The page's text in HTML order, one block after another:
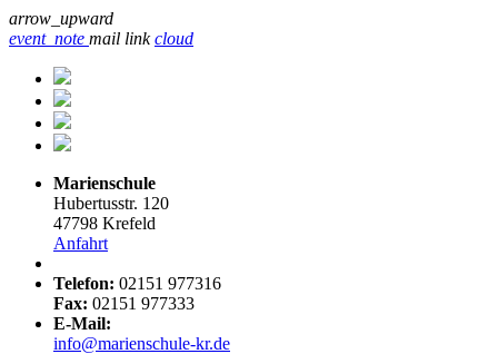
arrow_upward
event_note mail link cloud
Marienschule
Hubertusstr. 120
47798 Krefeld
Anfahrt
Telefon: 02151 977316
Fax: 02151 977333
E-Mail:
info@marienschule-kr.de